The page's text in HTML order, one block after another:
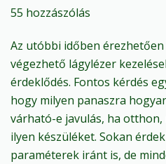
55 hozzászólás
Az utóbbi időben
végezhető lágylézer
érdeklődés. Fontos kérdés
hogy milyen panaszra
várható-e javulás, ha
ilyen készüléket. Sokan
paraméterek iránt is, de